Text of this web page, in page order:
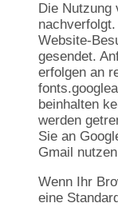
Die Nutzung
Website-
gesendet.
erfolgen an
beinhalten
werden
Sie an
Gmail
Wenn Ihr
eine